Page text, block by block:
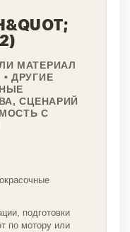
МАТЕРИАЛ
ДРУГИЕ
СЦЕНАРИЙ
С
подготовки
по мотору или